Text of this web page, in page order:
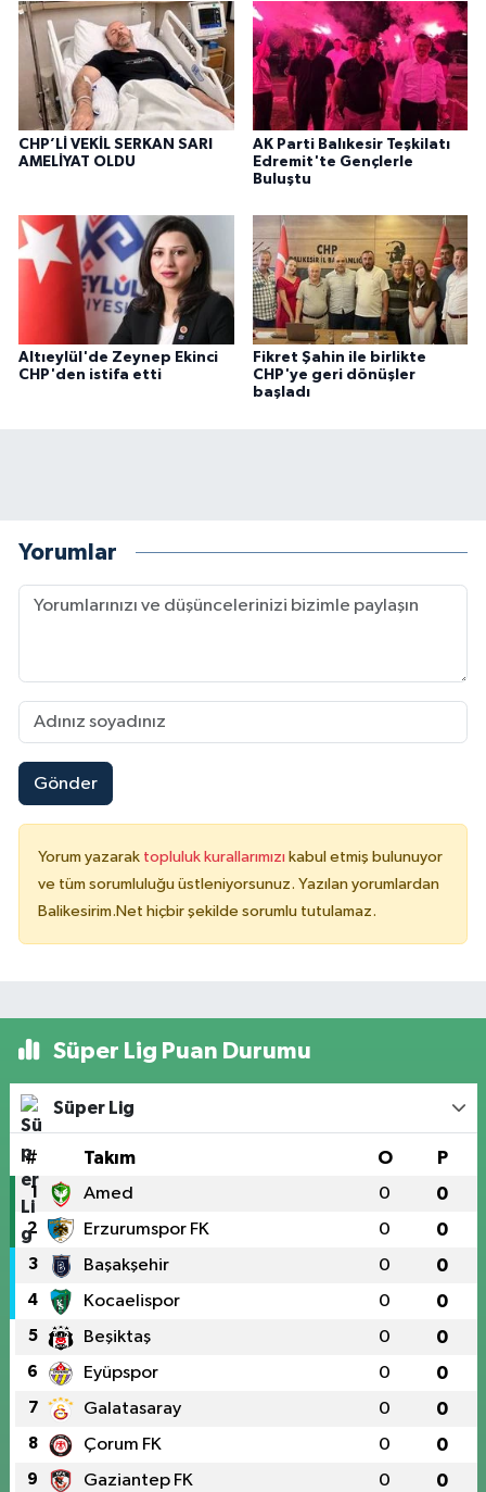
CHP’Lİ VEKİL SERKAN SARI
AMELİYAT OLDU
AK Parti Balıkesir Teşkilatı
Edremit'te Gençlerle
Buluştu
Altıeylül'de Zeynep Ekinci
CHP'den istifa etti
Fikret Şahin ile birlikte
CHP'ye geri dönüşler
başladı
Yorumlar
Gönder
Yorum yazarak topluluk kurallarımızı kabul etmiş bulunuyor
ve tüm sorumluluğu üstleniyorsunuz. Yazılan yorumlardan
Balikesirim.Net hiçbir şekilde sorumlu tutulamaz.
Süper Lig Puan Durumu
Süper Lig
# Takım O P
1 Amed 0 0
2 Erzurumspor FK 0 0
3 Başakşehir 0 0
4 Kocaelispor 0 0
5 Beşiktaş 0 0
6 Eyüpspor 0 0
7 Galatasaray 0 0
8 Çorum FK 0 0
9 Gaziantep FK 0 0